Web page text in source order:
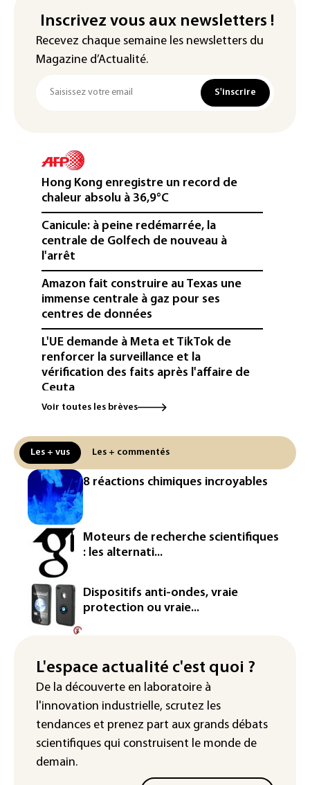
Inscrivez vous aux newsletters !
Recevez chaque semaine les newsletters du
Magazine d’Actualité.
S'inscrire
Hong Kong enregistre un record de
chaleur absolu à 36,9°C
Canicule: à peine redémarrée, la
centrale de Golfech de nouveau à
l'arrêt
Amazon fait construire au Texas une
immense centrale à gaz pour ses
centres de données
L'UE demande à Meta et TikTok de
renforcer la surveillance et la
vérification des faits après l'affaire de
Ceuta
L'Europe se prépare à une baisse de la
solaire
La métropole de Rouen porte plainte
contre BASF pour pollution aux PFAS
Canicule: à l'arrêt depuis fin juillet, la
centrale de Golfech reconnectée au
réseau
Véhicules de livraison autonomes: la
France ouvre la voie à leur
homologation
Iris³: Eutelsat investira 3,4 milliards
européenne
Le magazine VSD racheté par
l'entrepreneur Vianney d'Alançon
Voir toutes les brèves
Les + vus Les + commentés
8 réactions chimiques incroyables
Moteurs de recherche scientifiques
: les alternati...
Dispositifs anti-ondes, vraie
protection ou vraie...
L'espace actualité c'est quoi ?
De la découverte en laboratoire à
l'innovation industrielle, scrutez les
tendances et prenez part aux grands débats
scientifiques qui construisent le monde de
demain.